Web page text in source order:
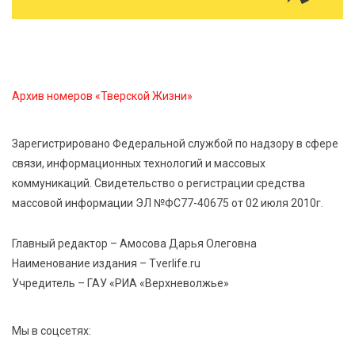
В Ржеве чествовали работников строительной
отрасли
Зарядка со стражем порядка объединила детей в
«Чайке»
Архив номеров «Тверской Жизни»
Зарегистрировано Федеральной службой по надзору в сфере
связи, информационных технологий и массовых
коммуникаций. Свидетельство о регистрации средства
массовой информации ЭЛ №ФС77-40675 от 02 июля 2010г.
Главный редактор – Амосова Дарья Олеговна
Наименование издания – Tverlife.ru
Учредитель – ГАУ «РИА «Верхневолжье»
Мы в соцсетях: